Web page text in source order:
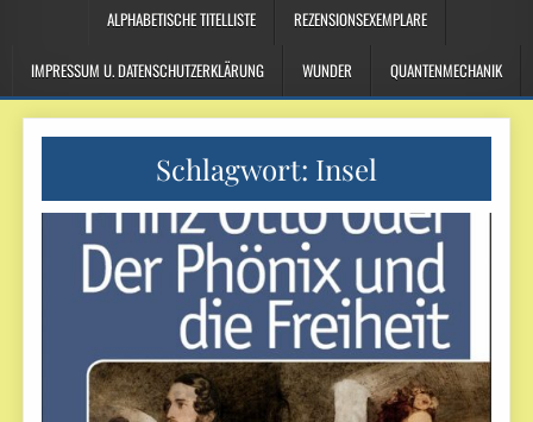
ALPHABETISCHE TITELLISTE REZENSIONSEXEMPLARE
IMPRESSUM U. DATENSCHUTZERKLÄRUNG WUNDER QUANTENMECHANIK
Schlagwort: Insel